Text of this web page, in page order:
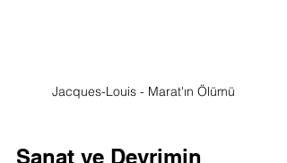
Jacques-Louis - Marat'ın Ölümü
Sanat ve Devrimin